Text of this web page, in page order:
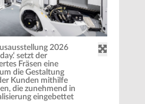
2026
setzt der
Fräsen eine
die Gestaltung
Kunden mithilfe
die zunehmend in
eingebettet